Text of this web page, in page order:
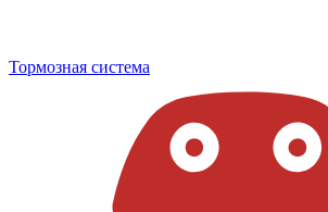
Тормозная система